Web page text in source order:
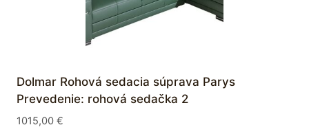
Dolmar Rohová sedacia súprava Parys
Prevedenie: rohová sedačka 2
1015,00 €